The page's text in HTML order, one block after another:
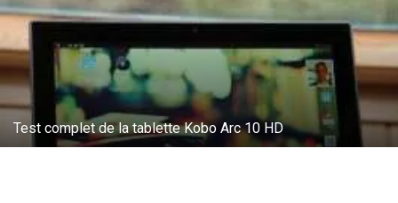
Test complet de la tablette Kobo Arc 10 HD